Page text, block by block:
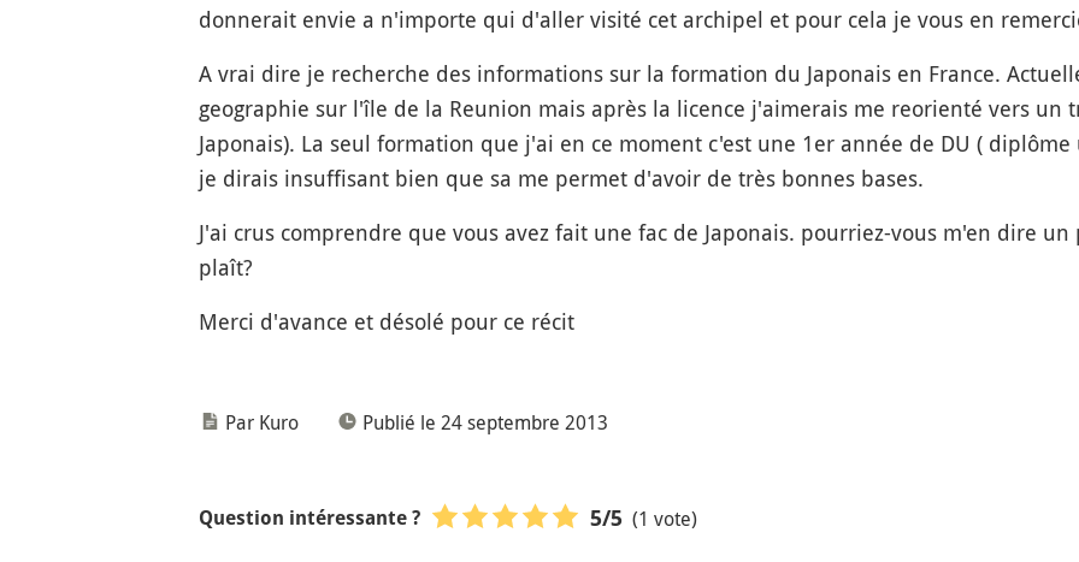
donnerait envie a n'importe qui d'aller visité cet archipel et pour cela je vous en
A vrai dire je recherche des informations sur la formation du Japonais en France.
geographie sur l'île de la Reunion mais après la licence j'aimerais me reorienté vers un
Japonais). La seul formation que j'ai en ce moment c'est une 1er année de DU (
je dirais insuffisant bien que sa me permet d'avoir de très bonnes bases.
J'ai crus comprendre que vous avez fait une fac de Japonais. pourriez-vous m'en dire
plaît?
Merci d'avance et désolé pour ce récit
Par Kuro Publié le 24 septembre 2013
Question intéressante ? 5/5 (1 vote)